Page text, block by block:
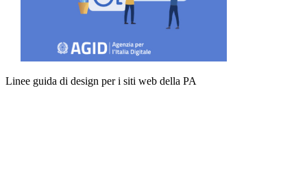
Linee guida di design per i siti web della PA